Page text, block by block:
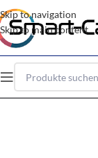
Skip to navigation
Skip to main content